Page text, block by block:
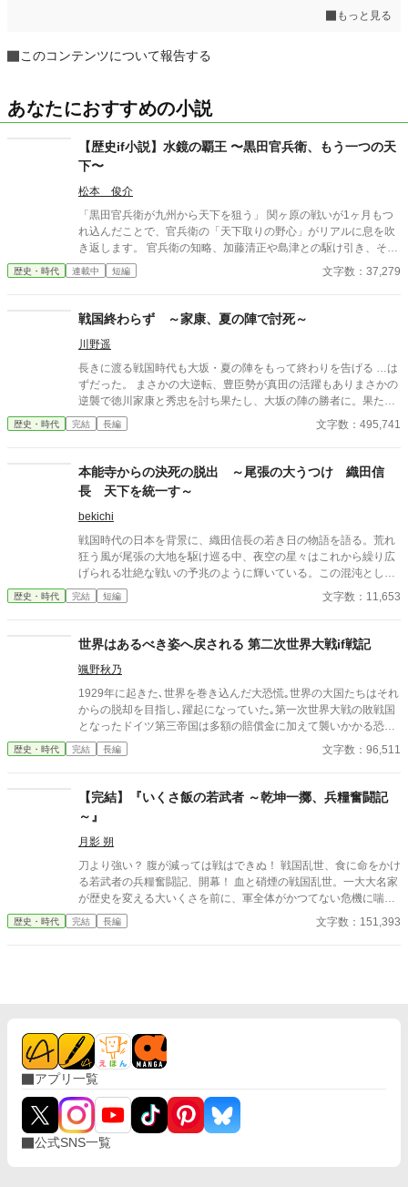
もっと見る
このコンテンツについて報告する
あなたにおすすめの小説
【歴史if小説】水鏡の覇王 〜黒田官兵衛、もう一つの天
下〜
松本 俊介
「黒田官兵衛が九州から天下を狙う」 関ヶ原の戦いが1ヶ月もつ
れ込んだことで、官兵衛の「天下取りの野心」がリアルに息を吹
き返します。 官兵衛の知略、加藤清正や島津との駆け引き、そし
て豊臣秀頼を擁した「九州王国」の建国から徳川家康との決戦な
どを歴史if小説としました。続きも掲載予定です。
歴史・時代 連載中 短編 文字数：37,279
戦国終わらず ～家康、夏の陣で討死～
川野遥
長きに渡る戦国時代も大坂・夏の陣をもって終わりを告げる …は
ずだった。 まさかの大逆転、豊臣勢が真田の活躍もありまさかの
逆襲で徳川家康と秀忠を討ち果たし、大坂の陣の勝者に。果たし
て彼らは新たな秩序を作ることができるのか？ 敗北した徳川勢も
何とか巻き返しを図ろうとするが、徳川に臣従したはずの大名達
主がまさかの活躍？ 参考情報一切なし、全てゼロから切り開く戦
国ifストーリーが始まる。 更新は週5～6予定です。 ※ノベルアッ
プ＋とカクヨムにも掲載しています。
歴史・時代 完結 長編 文字数：495,741
本能寺からの決死の脱出 ～尾張の大うつけ 織田信
長 天下を統一す～
bekichi
戦国時代の日本を背景に、織田信長の若き日の物語を語る。荒れ
狂う風が尾張の大地を駆け巡る中、夜空の星々はこれから繰り広
げられる壮絶な戦いの予兆のように輝いている。この混沌とした
時代において、信長はまだ無名であったが、彼の野望はやがて天
下を揺るがすことになる。信長は、父・信秀の治世に疑問を持ち
されることもあれば期待の星と讃えられることもあった。彼の目
標は、乱世を統一し平和な時代を創ることにあった。物語は信長
の足跡を追い、若き日の友情、父との確執、大名との駆け引きを
描く。信長の人生は、斎藤道三、明智光秀、羽柴秀吉、徳川家
康、伊達政宗といった時代の英傑たちとの交流とともに、一つの
大きな物語を形成する。この物語は、信長の未知なる野望の軌跡
歴史・時代 完結 短編 文字数：11,653
世界はあるべき姿へ戻される 第二次世界大戦if戦記
颯野秋乃
1929年に起きた､世界を巻き込んだ大恐慌｡世界の大国たちはそれ
からの脱却を目指し､躍起になっていた｡第一次世界大戦の敗戦国
となったドイツ第三帝国は多額の賠償金に加えて襲いかかる恐慌
に国の存続の危機に陥っていた｡援助の約束をしたアメリカは恐慌
を理由に賠償金の支援を破棄｡フランスは､自らを救うために支払
ために､世界に隠しながら軍備の拡張に奔走することになる｡ ま
た､極東の国大日本帝国｡関係の悪化の一途を辿る日米関係によっ
て受ける経済的打撃に苦しんでいた｡ その解決法として提案され
た大東亜共栄圏｡東南アジア諸国及び中国を含めた大経済圏､生存
圏の構築に力を注ごうとしていた｡ この小説は､ドイツ第三帝国と
大日本帝国の2視点で進んでいく｡現代では有り得なかった様々な
イフが含まれる｡それを楽しんで貰えたらと思う。 またこの小説
はいかなる思想を賛美､賞賛するものでは無い｡ この小説は現代と
は似て非なるもの｡登場人物は史実には沿わないので悪しからず…
歴史・時代 完結 長編 文字数：96,511
【完結】『いくさ飯の若武者 ～乾坤一擲、兵糧奮闘記
～』
月影 朔
刀より強い？ 腹が減っては戦はできぬ！ 戦国乱世、食に命をかけ
る若武者の兵糧奮闘記、開幕！ 血と硝煙の戦国乱世。一大大名家
が歴史を変える大いくさを前に、軍全体がかつてない危機に喘い
でいた。それは、敵の奇襲でも、寡兵でもない――輸送路の遮断
による、避けようのない「飢餓」だった！ 武功に血道を上げる武
けの干飯は、野草と胡麻を加え、香ばしく焼き上げた「魂を焦が
す焼きおにぎり」に。 そして、戦場の重苦しい空気を忘れさせ
る、兵士たちの「ささやかな甘味」まで――。 『乏しき中にこ
そ、美味は宿る。これぞ、いくさ飯。』 千兵衛が心を込めて作る
一品一品は、単なる食事ではない。 それは、飢えと疲労に倒れか
けた兵士たちの失われた力となり、荒んだ心を癒やす温もりとな
り、そして明日を信じる希望となるのだ。 彼の地道な、しかし確
歴史・時代 完結 長編 文字数：151,393
アプリ一覧
公式SNS一覧